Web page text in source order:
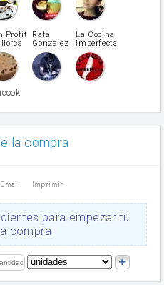
Profit
Rafa
Gonzalez
La Cocina
Imperfecta
la compra
Email Imprimir
para empezar tu
compra